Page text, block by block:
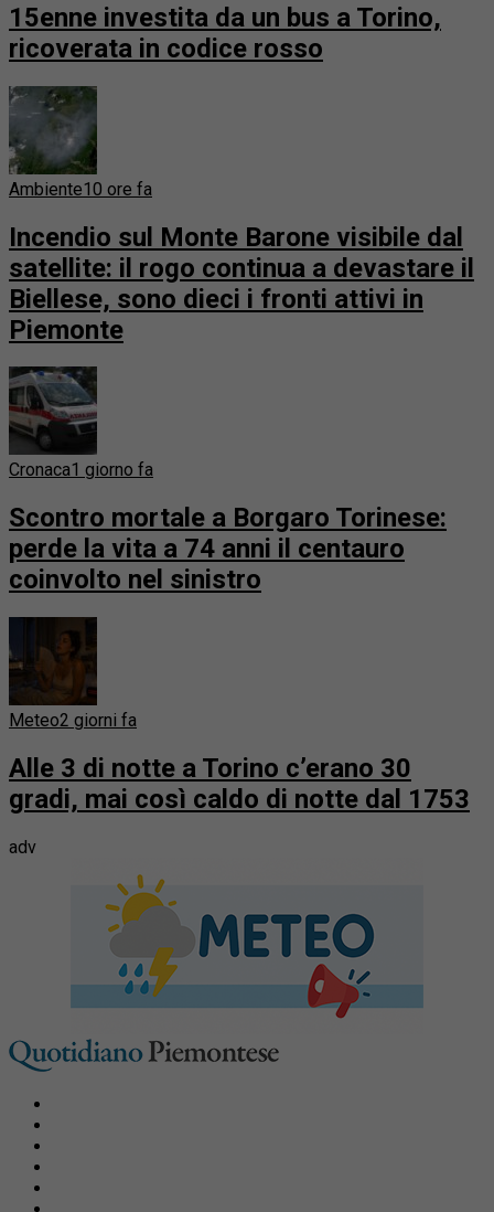
15enne investita da un bus a Torino,
ricoverata in codice rosso
Ambiente10 ore fa
Incendio sul Monte Barone visibile dal
satellite: il rogo continua a devastare il
Biellese, sono dieci i fronti attivi in
Piemonte
Cronaca1 giorno fa
Scontro mortale a Borgaro Torinese:
perde la vita a 74 anni il centauro
coinvolto nel sinistro
Meteo2 giorni fa
Alle 3 di notte a Torino c’erano 30
gradi, mai così caldo di notte dal 1753
adv